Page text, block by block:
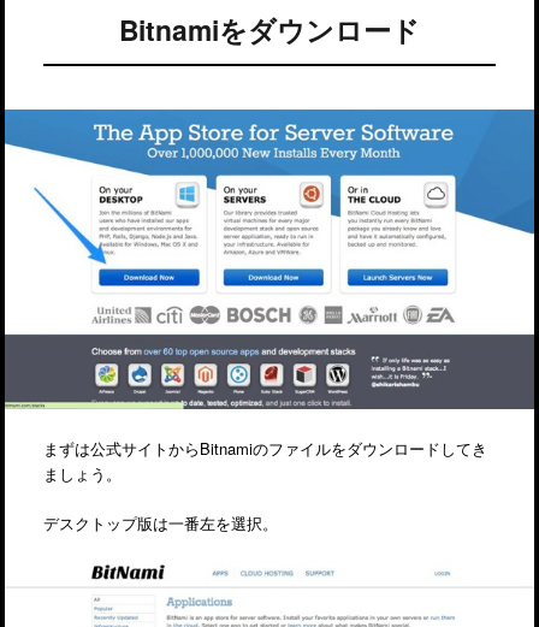
Bitnamiをダウンロード
まずは公式サイトからBitnamiのファイルをダウンロードしてき
ましょう。
デスクトップ版は一番左を選択。